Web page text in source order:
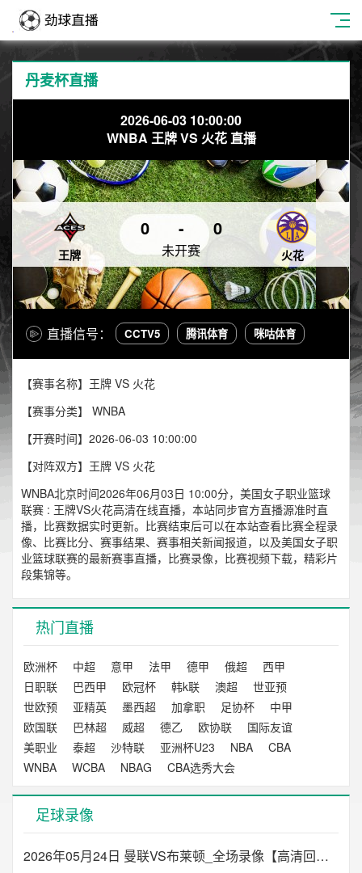
丹麦杯直播
2026-06-03 10:00:00
WNBA 王牌 VS 火花 直播
王牌
0 - 0
火花
未开赛
直播信号： CCTV5 腾讯体育 咪咕体育
【赛事名称】王牌 VS 火花
【赛事分类】 WNBA
【开赛时间】2026-06-03 10:00:00
【对阵双方】王牌 VS 火花
WNBA北京时间2026年06月03日 10:00分，美国女子职业篮球
联赛 : 王牌VS火花高清在线直播，本站同步官方直播源准时直
播，比赛数据实时更新。比赛结束后可以在本站查看比赛全程录
像、比赛比分、赛事结果、赛事相关新闻报道，以及美国女子职
业篮球联赛的最新赛事直播，比赛录像，比赛视频下载，精彩片
段集锦等。
热门直播
欧洲杯 中超 意甲 法甲 德甲 俄超
西甲
日职联
巴西甲 欧冠杯 韩k联 澳超
世亚预
世欧预
亚精英 墨西超 加拿职 足协杯
中甲
欧国联
巴林超 威超 德乙 欧协联
国际友谊
美职业
泰超 沙特联 亚洲杯U23 NBA
CBA
WNBA
WCBA NBAG CBA选秀大会
足球录像
2026年05月24日 曼联VS布莱顿_全场录像【高清回放】